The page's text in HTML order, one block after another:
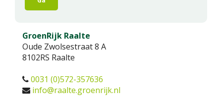
GroenRijk Raalte
Oude Zwolsestraat 8 A
8102RS Raalte
0031 (0)572-357636
info@raalte.groenrijk.nl